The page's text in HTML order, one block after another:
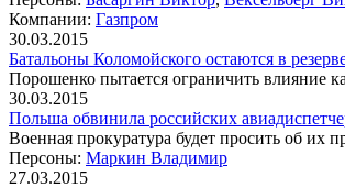
Компании: Газпром
30.03.2015
Батальоны Коломойского остаются в
Порошенко пытается ограничить влияние
30.03.2015
Польша обвинила российских
Военная прокуратура будет просить об их
Персоны: Маркин Владимир
27.03.2015